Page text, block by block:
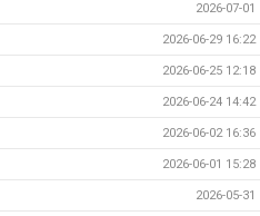
2026-07-01
2026-06-29 16:22
2026-06-25 12:18
2026-06-24 14:42
2026-06-02 16:36
2026-06-01 15:28
2026-05-31